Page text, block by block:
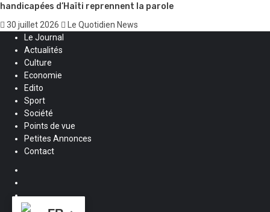
handicapées d’Haïti reprennent la parole
30 juillet 2026
Le Quotidien News
Le Journal
Actualités
Culture
Economie
Edito
Sport
Société
Points de vue
Petites Annonces
Contact
Twitter
Youtube